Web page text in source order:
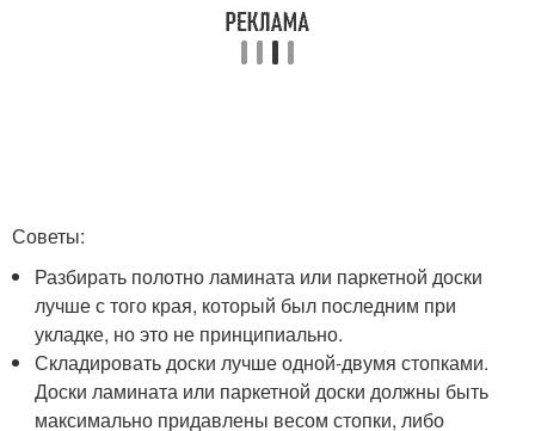
Советы:
Разбирать полотно ламината или паркетной доски
лучше с того края, который был последним при
укладке, но это не принципиально.
Складировать доски лучше одной-двумя стопками.
Доски ламината или паркетной доски должны быть
максимально придавлены весом стопки, либо